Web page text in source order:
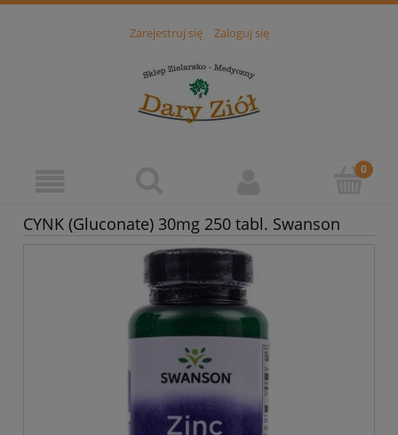
Zarejestruj się Zaloguj się
CYNK (Gluconate) 30mg 250 tabl. Swanson